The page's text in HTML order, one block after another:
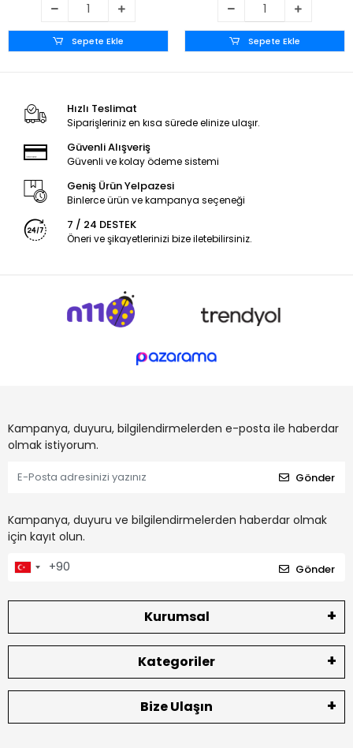
Sepete Ekle Sepete Ekle
Hızlı Teslimat
Siparişleriniz en kısa sürede elinize ulaşır.
Güvenli Alışveriş
Güvenli ve kolay ödeme sistemi
Geniş Ürün Yelpazesi
Binlerce ürün ve kampanya seçeneği
7 / 24 DESTEK
Öneri ve şikayetlerinizi bize iletebilirsiniz.
Kampanya, duyuru, bilgilendirmelerden e-posta ile haberdar
olmak istiyorum.
Gönder
Kampanya, duyuru ve bilgilendirmelerden haberdar olmak
için kayıt olun.
Gönder
Kurumsal
Kategoriler
Bize Ulaşın